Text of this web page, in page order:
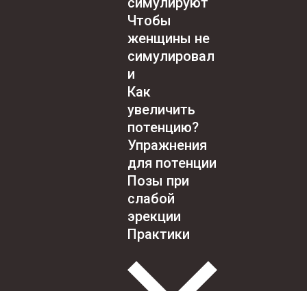
Чтобы
женщины не
симулировал
и
Как
увеличить
потенцию?
Упражнения
для потенции
Позы при
слабой
эрекции
Практики